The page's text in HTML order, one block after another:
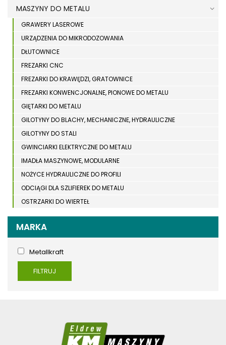
MASZYNY DO METALU
GRAWERY LASEROWE
URZĄDZENIA DO MIKRODOZOWANIA
DŁUTOWNICE
FREZARKI CNC
FREZARKI DO KRAWĘDZI, GRATOWNICE
FREZARKI KONWENCJONALNE, PIONOWE DO METALU
GIĘTARKI DO METALU
GILOTYNY DO BLACHY, MECHANICZNE, HYDRAULICZNE
GILOTYNY DO STALI
GWINCIARKI ELEKTRYCZNE DO METALU
IMADŁA MASZYNOWE, MODULARNE
NOŻYCE HYDRAULICZNE DO PROFILI
ODCIĄGI DLA SZLIFIEREK DO METALU
OSTRZARKI DO WIERTEŁ
PIŁY TARCZOWE DO METALU, ALUMINIUM
PIŁY TAŚMOWE DO METALU
PRASY DO OBRÓBKI PLASTYCZNEJ METALU
SPĘCZARKI
STOJAKI
MARKA
Metallkraft
FILTRUJ